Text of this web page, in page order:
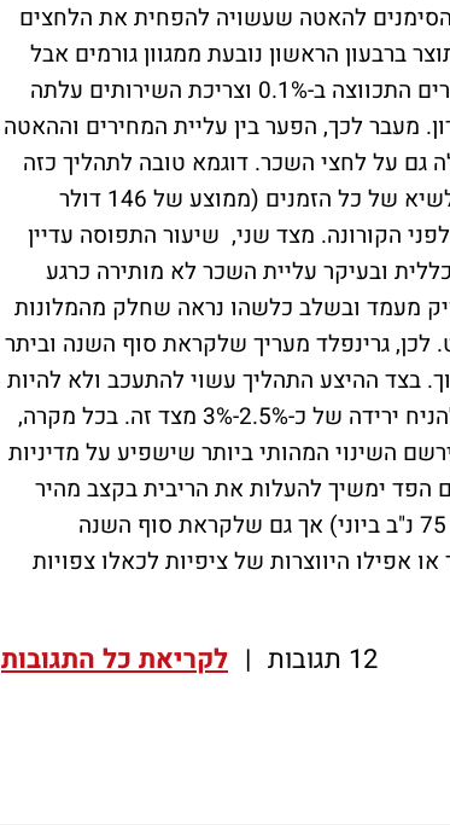
להאטה שעשויה להפחית את הלחצים
ברבעון הראשון נובעת ממגוון גורמים אבל
היא גם מאותתת על ההאטה בביקוש כאשר צריכת המוצרים התכווצה ב-0.1% וצריכת השירותים עלתה
מעבר לכך, הפער בין עליית המחירים וההאטה
גם על לחצי השכר. דוגמא טובה לתהליך כזה
ניתן לראות בענף המלונאות בארה"ב, שם המחירים עלו לשיא של כל הזמנים (ממוצע של 146 דולר
גבוה יותר מהרמה שלפני הקורונה. מצד שני, שיעור התפוסה עדיין
הכללית ובעיקר עליית השכר לא מותירה כרגע
מעמד ובשלב כלשהו נראה שחלק מהמלונות
לכן, גרינפלד מעריך שלקראת סוף השנה וביתר
לדעוך. בצד ההיצע התהליך עשוי להתעכב ולא להיות
מהיר וחד כפי שהערכנו קודם לכן אבל בכל מקרה ניתן להניח ירידה של כ-2.5%-3% מצד זה. בכל מקרה,
השינוי המהותי ביותר שישפיע על מדיניות
הפד ימשיך להעלות את הריבית בקצב מהיר
מאוד (50 נ"ב ביום רביעי והסתברות גבוהה להעלאה של 75 נ"ב ביוני) אך גם שלקראת סוף השנה
אפילו היווצרות של ציפיות לכאלו צפויות
12 תגובות | לקריאת כל התגובות